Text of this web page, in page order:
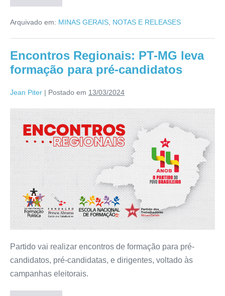
Arquivado em: MINAS GERAIS NOTAS E RELEASES
Encontros Regionais: PT-MG leva
formação para pré-candidatos
Jean Piter | Postado em 13/03/2024
Partido vai realizar encontros de formação para pré-
candidatos, pré-candidatas, e dirigentes, voltado às
campanhas eleitorais.